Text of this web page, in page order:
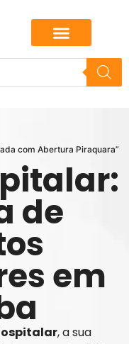
com Abertura Piraquara”
de
em
, a sua